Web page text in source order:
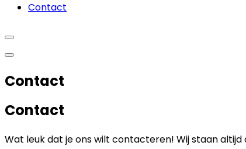
Contact
Contact
Contact
Wat leuk dat je ons wilt contacteren! Wij staan